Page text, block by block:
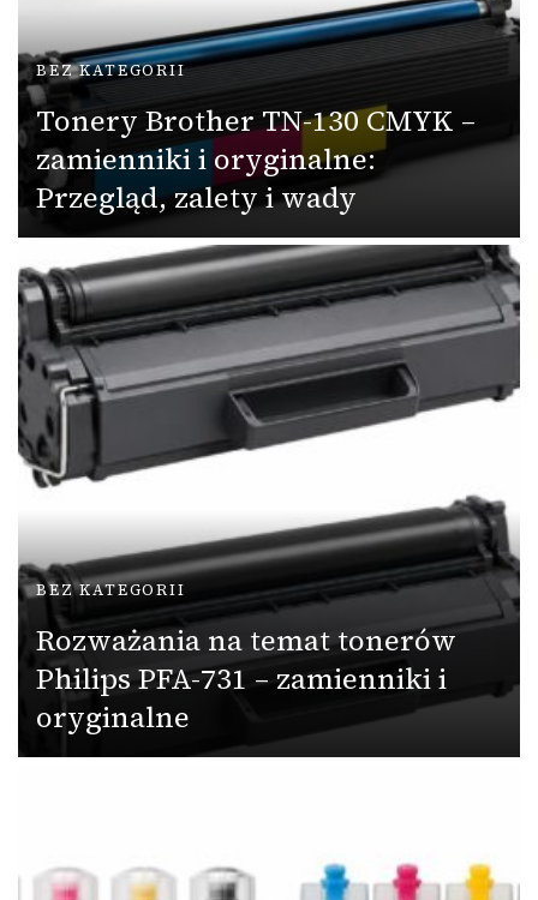
BEZ KATEGORII
Tonery Brother TN-130 CMYK –
zamienniki i oryginalne:
Przegląd, zalety i wady
BEZ KATEGORII
Rozważania na temat tonerów
Philips PFA-731 – zamienniki i
oryginalne